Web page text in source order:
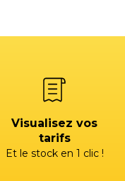
Visualisez vos
tarifs
Et le stock en 1 clic !